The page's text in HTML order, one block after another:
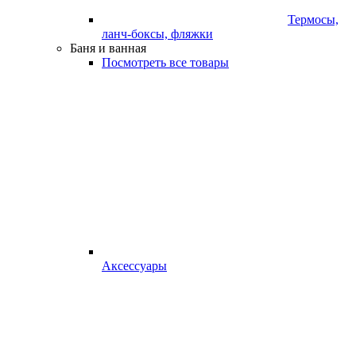
Термосы,
ланч-боксы, фляжки
Баня и ванная
Посмотреть все товары
Аксессуары